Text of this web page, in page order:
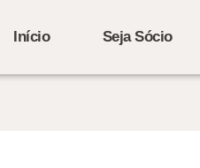
Início Seja Sócio